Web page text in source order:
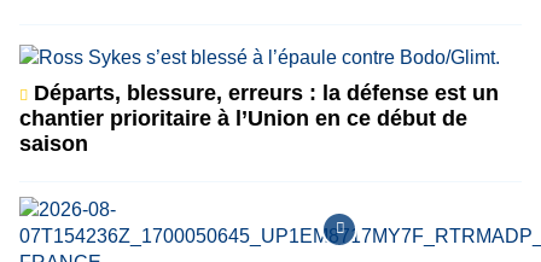
Départs, blessure, erreurs : la défense est un
chantier prioritaire à l’Union en ce début de
saison